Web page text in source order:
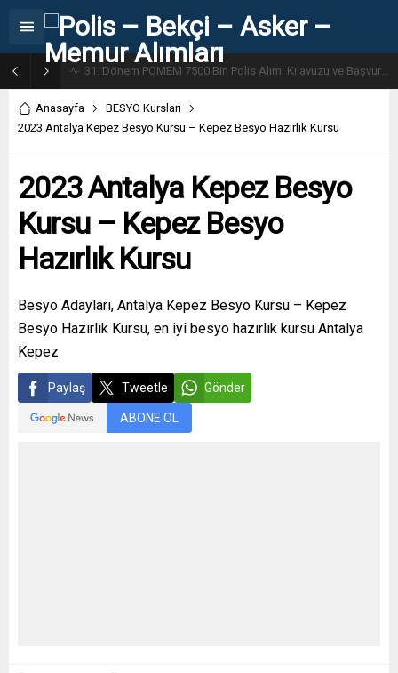
31. Dönem POMEM 7500 Bin Polis Alımı Kılavuzu ve Başvuru Ekranı
Anasayfa
BESYO Kursları
2023 Antalya Kepez Besyo Kursu – Kepez Besyo Hazırlık Kursu
2023 Antalya Kepez Besyo
Kursu – Kepez Besyo
Hazırlık Kursu
Besyo Adayları, Antalya Kepez Besyo Kursu – Kepez
Besyo Hazırlık Kursu, en iyi besyo hazırlık kursu Antalya
Kepez
Paylaş Tweetle Gönder
ABONE OL